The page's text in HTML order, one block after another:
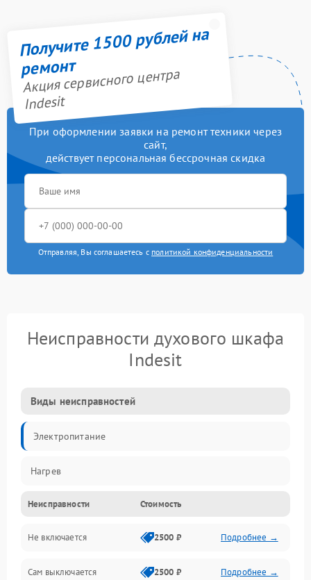
Получите 1500 рублей на
ремонт
Акция сервисного центра
Indesit
При оформлении заявки на ремонт техники через
сайт,
действует персональная бессрочная скидка
Отправляя, Вы соглашаетесь с политикой конфиденциальности
Неисправности духового шкафа
Indesit
Виды неисправностей
Электропитание
Нагрев
Неисправности Стоимость
Не включается 2500 ₽ Подробнее →
Сам выключается 2500 ₽ Подробнее →